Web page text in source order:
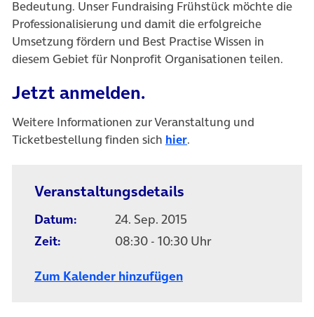
Bedeutung. Unser Fundraising Frühstück möchte die
Professionalisierung und damit die erfolgreiche
Umsetzung fördern und Best Practise Wissen in
diesem Gebiet für Nonprofit Organisationen teilen.
Jetzt anmelden.
Weitere Informationen zur Veranstaltung und
Ticketbestellung finden sich hier.
Veranstaltungsdetails
Datum:
24. Sep. 2015
Zeit:
08:30 - 10:30 Uhr
Zum Kalender hinzufügen